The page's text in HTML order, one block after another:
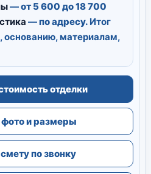
— от 5 600 до 18 700
— по адресу. Итог
основанию, материалам,
отделки
и размеры
по звонку